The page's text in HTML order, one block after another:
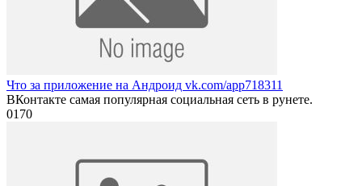
Что за приложение на Андроид vk.com/app718311
ВКонтакте самая популярная социальная сеть в рунете.
0170